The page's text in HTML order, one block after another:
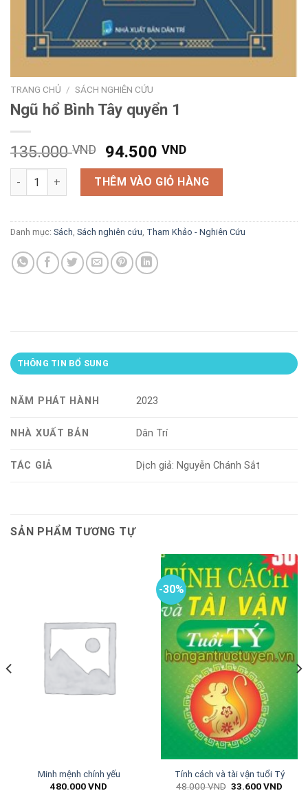
TRANG CHỦ / SÁCH NGHIÊN CỨU
Ngũ hổ Bình Tây quyển 1
135.000VND
Giá
gốc
là:
135.000 VND.
94.500VNDGiá
hiện
tại
là:
94.500 VND.
Ngũ hổ Bình Tây quyển 1 số lượng
THÊM VÀO GIỎ HÀNG
Danh mục: Sách, Sách nghiên cứu, Tham Khảo - Nghiên Cứu
THÔNG TIN BỔ SUNG
NĂM PHÁT HÀNH 2023
NHÀ XUẤT BẢN Dân Trí
TÁC GIẢ Dịch giả: Nguyễn Chánh Sắt
SẢN PHẨM TƯƠNG TỰ
Minh mệnh chính yếu
480.000VND
-30%
Tính cách và tài vận tuổi Tý
48.000VND Giá
33.600VND